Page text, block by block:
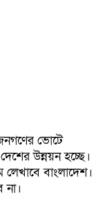
ভোটে
উন্নয়ন হচ্ছে।
বাংলাদেশ।
না।